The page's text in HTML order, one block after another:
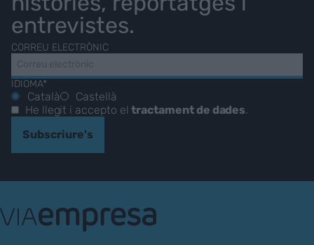
entrevistes.
CORREU ELECTRÒNIC
IDIOMA*
Català
Castellà
He llegit i accepto eltractament de dades.
Subscriure's